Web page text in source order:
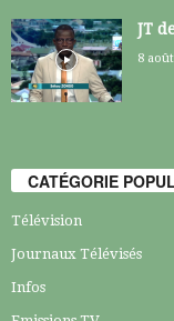
JT
8
CATÉGORIE
Télévision
Journaux Télévisés
Infos